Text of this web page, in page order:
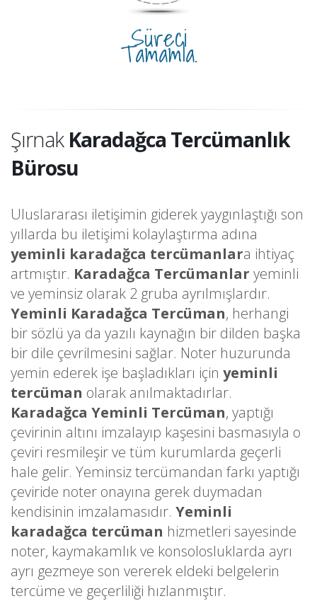
Süreci
Tamamla.
Şırnak Karadağca Tercümanlık
Bürosu
Uluslararası iletişimin giderek yaygınlaştığı son
yıllarda bu iletişimi kolaylaştırma adına
yeminli karadağca tercümanlara ihtiyaç
artmıştır. Karadağca Tercümanlar yeminli
ve yeminsiz olarak 2 gruba ayrılmışlardır.
Yeminli Karadağca Tercüman, herhangi
bir sözlü ya da yazılı kaynağın bir dilden başka
bir dile çevrilmesini sağlar. Noter huzurunda
yemin ederek işe başladıkları için yeminli
tercüman olarak anılmaktadırlar.
Karadağca Yeminli Tercüman, yaptığı
çevirinin altını imzalayıp kaşesini basmasıyla o
çeviri resmileşir ve tüm kurumlarda geçerli
hale gelir. Yeminsiz tercümandan farkı yaptığı
çeviride noter onayına gerek duymadan
kendisinin imzalamasıdır. Yeminli
karadağca tercüman hizmetleri sayesinde
noter, kaymakamlık ve konsolosluklarda ayrı
ayrı gezmeye son vererek eldeki belgelerin
tercüme ve geçerliliği hızlanmıştır.